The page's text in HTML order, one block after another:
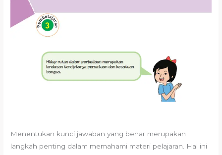
Menentukan kunci jawaban yang benar merupakan
langkah penting dalam memahami materi pelajaran. Hal ini